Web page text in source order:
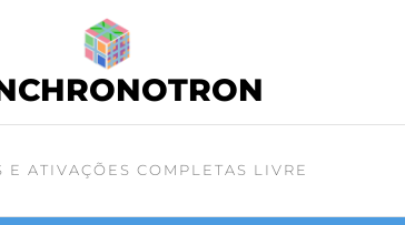
ATIVAÇÕES COMPLETAS LIVRE